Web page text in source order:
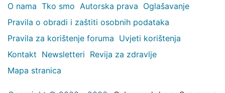
O nama Tko smo Autorska prava Oglašavanje
Pravila o obradi i zaštiti osobnih podataka
Pravila za korištenje foruma Uvjeti korištenja
Kontakt Newsletteri Revija za zdravlje
Mapa stranica